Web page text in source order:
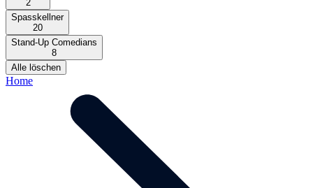
2
Spasskellner
20
Stand-Up Comedians
8
Alle löschen
Home